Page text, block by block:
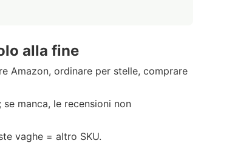
alla fine
Amazon, ordinare per stelle, comprare
manca, le recensioni non
vaghe = altro SKU.